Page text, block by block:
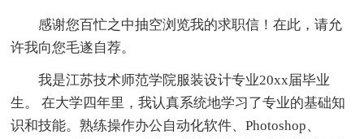
感谢您百忙之中抽空浏览我的求职信！在此，请允
许我向您毛遂自荐。
我是江苏技术师范学院服装设计专业20xx届毕业
生。 在大学四年里，我认真系统地学习了专业的基础知
识和技能。熟练操作办公自动化软件、Photoshop、